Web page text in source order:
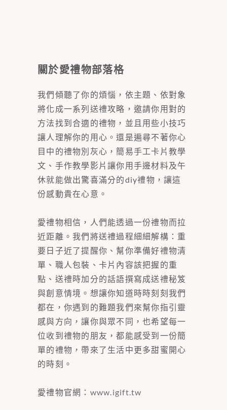
關於愛禮物部落格
我們傾聽了你的煩惱，依主題、依對象
將化成一系列送禮攻略，邀請你用對的
方法找到合適的禮物，並且用些小技巧
讓人理解你的用心。還是遍尋不著你心
目中的禮物別灰心，簡易手工卡片教學
文、手作教學影片讓你用手邊材料及午
休就能做出驚喜滿分的diy禮物，讓這
份感動貴在心意。
愛禮物相信，人們能透過一份禮物而拉
近距離。我們將送禮過程細細解構：重
要日子近了提醒你、幫你準備好禮物清
單、職人包裝、卡片內容該把握的重
點、送禮時加分的話語撰寫成送禮秘笈
與創意情境。想讓你知道時時刻刻我們
都在，你遇到的難題我們來幫你指引靈
感與方向，讓你與眾不同，也希望每一
位收到禮物的朋友，都能感受到一份簡
單的禮物，帶來了生活中更多甜蜜開心
的時刻。
愛禮物官網： www.igift.tw